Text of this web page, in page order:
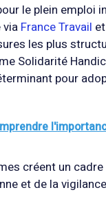
le plein
via France Travail
les plus
Solidarité
pour
créent un
et de la